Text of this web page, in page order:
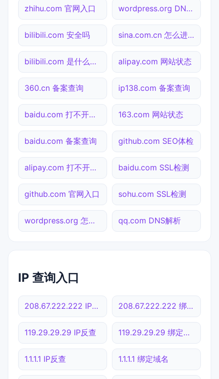
zhihu.com 官网入口 wordpress.org DNS解析
bilibili.com 安全吗 sina.com.cn 怎么进入
bilibili.com 是什么网站 alipay.com 网站状态
360.cn 备案查询 ip138.com 备案查询
baidu.com 打不开检测 163.com 网站状态
baidu.com 备案查询 github.com SEO体检
alipay.com 打不开检测 baidu.com SSL检测
github.com 官网入口 sohu.com SSL检测
wordpress.org 怎么进入 qq.com DNS解析
IP 查询入口
208.67.222.222 IP反查 208.67.222.222 绑定域名
119.29.29.29 IP反查 119.29.29.29 绑定域名
1.1.1.1 IP反查 1.1.1.1 绑定域名